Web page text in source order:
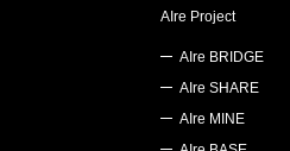
AIre Project
AIre BRIDGE
AIre SHARE
AIre MINE